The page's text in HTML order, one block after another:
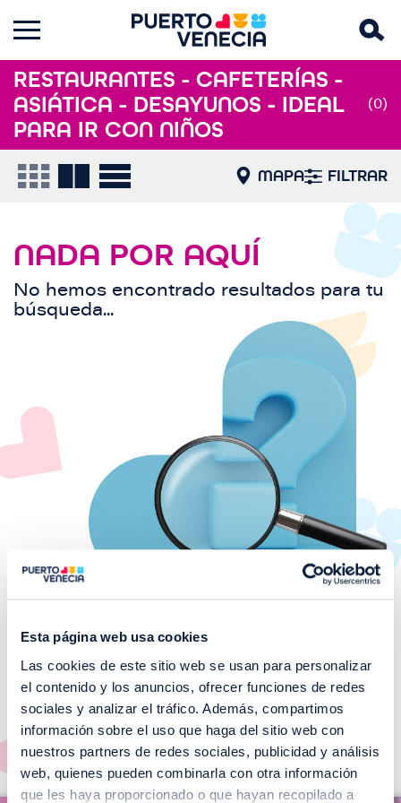
Esta página web usa cookies
Las cookies de este sitio web se usan para personalizar
el contenido y los anuncios, ofrecer funciones de redes
sociales y analizar el tráfico. Además, compartimos
información sobre el uso que haga del sitio web con
nuestros partners de redes sociales, publicidad y análisis
web, quienes pueden combinarla con otra información
que les haya proporcionado o que hayan recopilado a
RESTAURANTES - CAFETERÍAS -
ASIÁTICA - DESAYUNOS - IDEAL
PARA IR CON NIÑOS
(0)
MAPA FILTRAR
NADA POR AQUÍ
No hemos encontrado resultados para tu
búsqueda...
¡No te pierdas nuestros
EVENTOS!
Ver todos >